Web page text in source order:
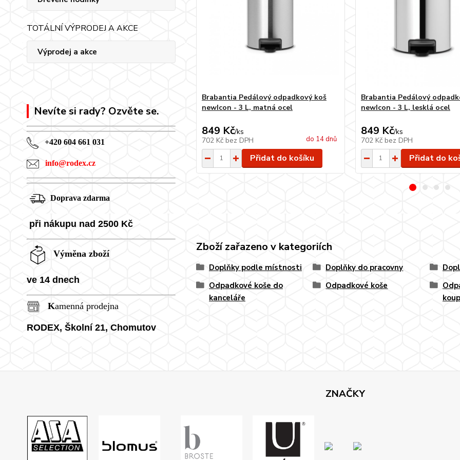
TOTÁLNÍ VÝPRODEJ A AKCE
Výprodej a akce
Nevíte si rady? Ozvěte se.
+420 604 661 031
info@rodex.cz
Doprava zdarma
při nákupu nad 2500 Kč
Výměna zboží
ve 14 dnech
Kamenná prodejna
RODEX, Školní 21, Chomutov
Brabantia Pedálový odpadkový koš
newIcon - 3 L, matná ocel
849 Kč/ks
702 Kč bez DPH do 14 dnů
Přidat do košíku
Brabantia Pedálový
newIcon - 3 L, lesklá ocel
849 Kč/ks
702 Kč bez DPH
Přidat do
Zboží zařazeno v kategoriích
Doplňky podle místnosti Doplňky do pracovny
Odpadkové koše do
kanceláře
Odpadkové koše
ZNAČKY